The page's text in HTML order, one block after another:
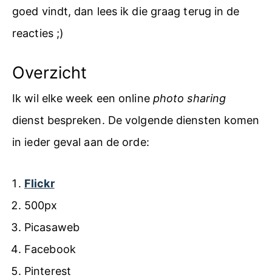
goed vindt, dan lees ik die graag terug in de
reacties ;)
Overzicht
Ik wil elke week een online photo sharing
dienst bespreken. De volgende diensten komen
in ieder geval aan de orde:
Flickr
500px
Picasaweb
Facebook
Pinterest